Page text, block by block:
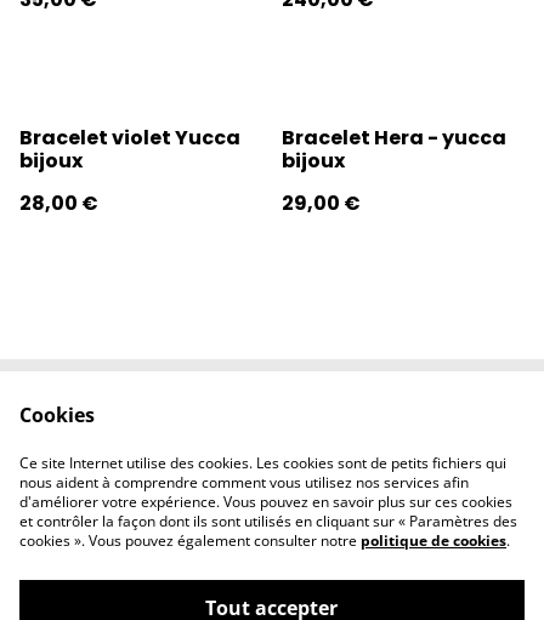
Bracelet violet Yucca
bijoux
28,00 €
Bracelet Hera - yucca
bijoux
29,00 €
Contactez-nous
Politique de
confidentialité
Politique de
cookies
Cookies
Ce site Internet utilise des cookies. Les cookies sont de petits fichiers qui
nous aident à comprendre comment vous utilisez nos services afin
d'améliorer votre expérience. Vous pouvez en savoir plus sur ces cookies
et contrôler la façon dont ils sont utilisés en cliquant sur « Paramètres des
cookies ». Vous pouvez également consulter notre politique de cookies.
Tout accepter